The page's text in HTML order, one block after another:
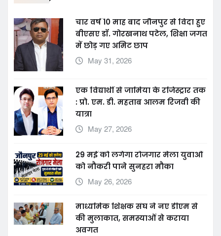
शिक्षा
चार वर्ष 10 माह बाद जौनपुर से विदा हुए
बीएसए डॉ. गोरखनाथ पटेल, शिक्षा जगत
में छोड़ गए अमिट छाप
एक विद्यार्थी से जामिया के रजिस्ट्रार तक
: प्रो. एम. डी. महताब आलम रिजवी की
यात्रा
29 मई को लगेगा रोजगार मेला युवाओं
को नौकरी पाने सुनहरा मौका
माध्यमिक शिक्षक संघ ने नए डीएम से
की मुलाकात, समस्याओं से कराया